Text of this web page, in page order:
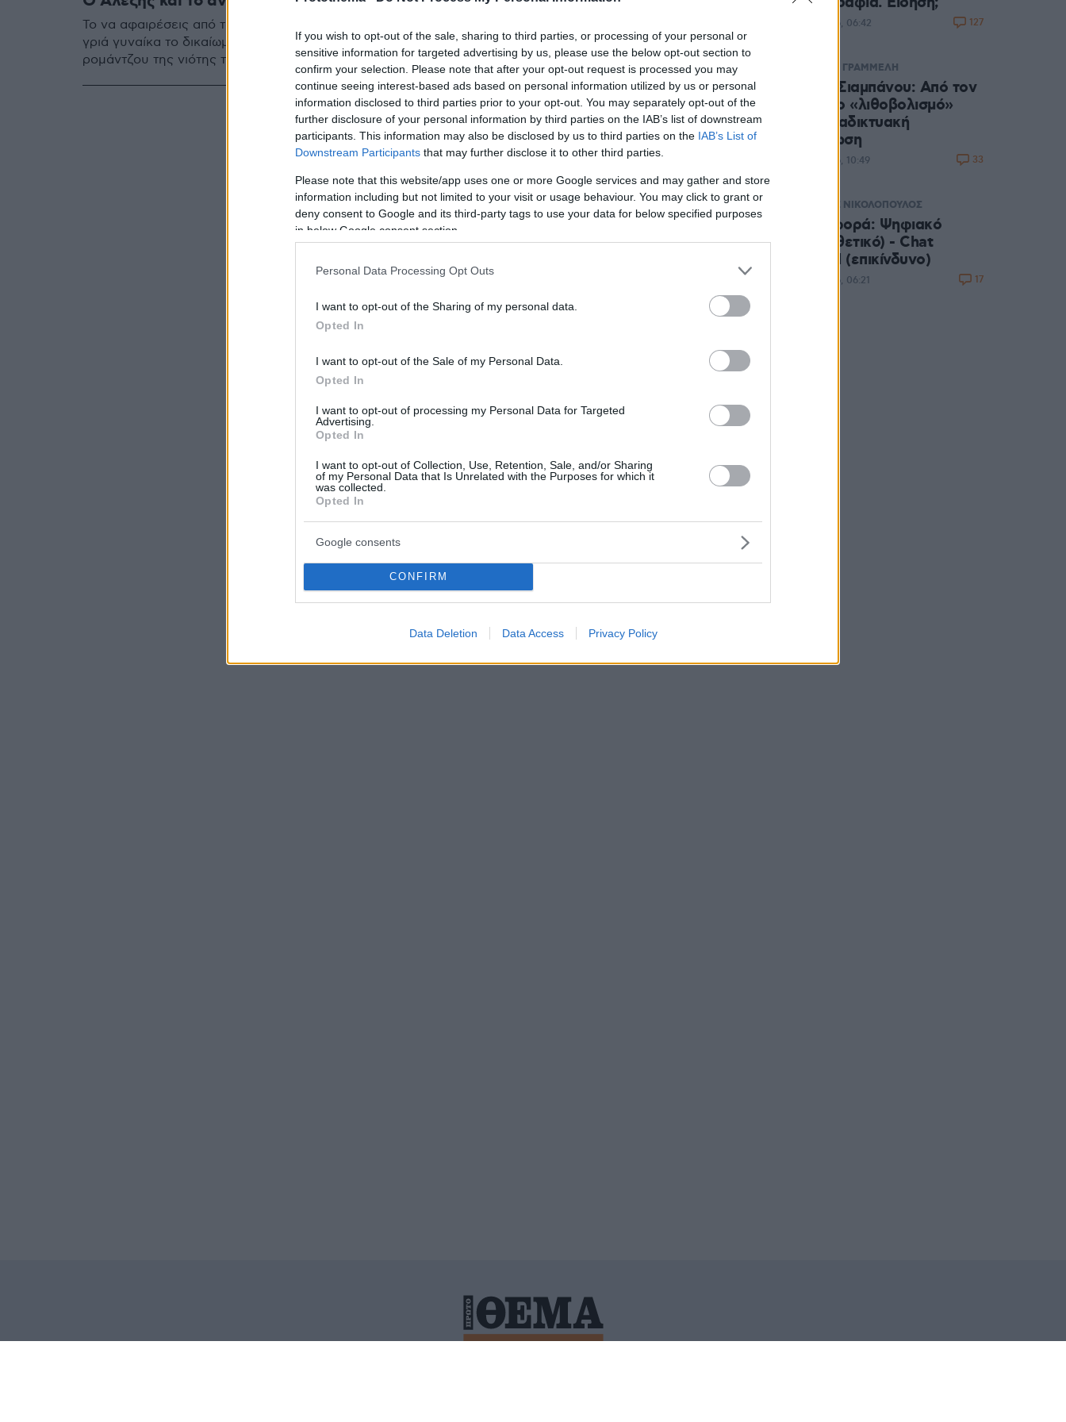
If you wish to opt-out of the sale, sharing to third parties, or processing of your personal or
sensitive information for targeted advertising by us, please use the below opt-out section to
confirm your selection. Please note that after your opt-out request is processed you may
continue seeing interest-based ads based on personal information utilized by us or personal
information disclosed to third parties prior to your opt-out. You may separately opt-out of the
further disclosure of your personal information by third parties on the IAB’s list of downstream
participants. This information may also be disclosed by us to third parties on the IAB’s List of
Downstream Participants that may further disclose it to other third parties.
Please note that this website/app uses one or more Google services and may gather and store
information including but not limited to your visit or usage behaviour. You may click to grant or
deny consent to Google and its third-party tags to use your data for below specified purposes
in below Google consent section.
Personal Data Processing Opt Outs
I want to opt-out of the Sharing of my personal data.
Opted In
I want to opt-out of the Sale of my Personal Data.
Opted In
I want to opt-out of processing my Personal Data for Targeted
Advertising.
Opted In
I want to opt-out of Collection, Use, Retention, Sale, and/or Sharing
of my Personal Data that Is Unrelated with the Purposes for which it
was collected.
Opted In
Google consents
CONFIRM
Data Deletion Data Access Privacy Policy
06.08.2026, 06:42 127
ΑΦΡΟΔΙΤΗ ΓΡΑΜΜΕΛΗ
Μαρία Σιαμπάνου: Από τον
δημόσιο «λιθοβολισμό»
στην διαδικτυακή
αποθέωση
05.08.2026, 10:49 33
ΓΡΗΓΟΡΗΣ ΝΙΚΟΛΟΠΟΥΛΟΣ
Μας αφορά: Ψηφιακό
Ευρώ (θετικό) - Chat
Control (επικίνδυνο)
05.08.2026, 06:21 17
Το να αφαιρέσεις από τον Αλέξη Τσίπρα το ψέμα είναι σαν να αφαιρείς από
γριά γυναίκα το δικαίωμα της αφήγησης ενός ανεκπλήρωτου έρωτα, ενός
ρομάντζου της νιότης της.